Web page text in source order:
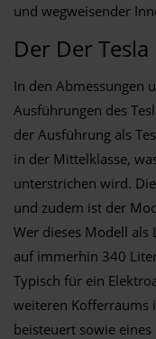
und wegweisender
Der Der
In den Abmessungen
Ausführungen des
der Ausführung als
in der Mittelklasse,
unterstrichen wird.
und zudem ist der
Wer dieses Modell als
auf immerhin 340
Typisch für ein
weiteren Kofferraums
beisteuert sowie